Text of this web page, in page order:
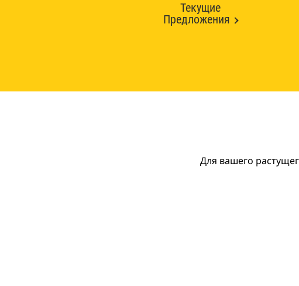
Текущие
Предложения
Для вашего